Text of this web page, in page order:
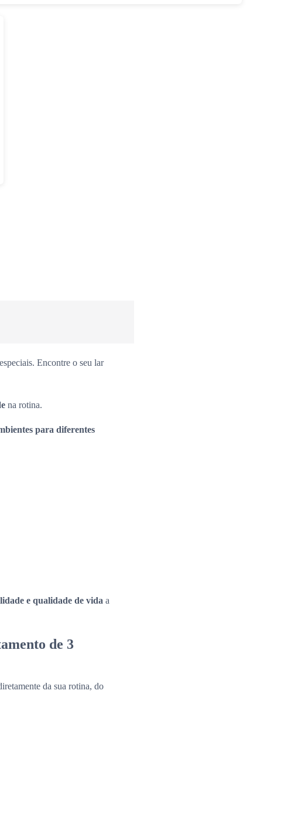
Encontre o seu lar
na rotina.
para diferentes
e qualidade de vida a
de 3
da sua rotina, do